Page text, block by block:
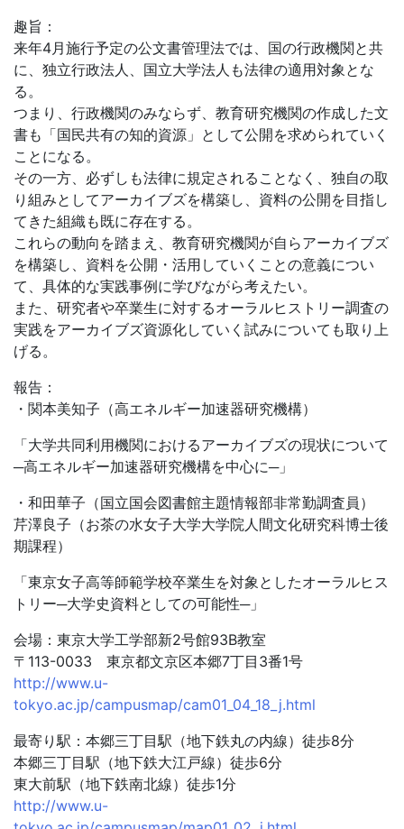
趣旨：
来年4月施行予定の公文書管理法では、国の行政機関と共
に、独立行政法人、国立大学法人も法律の適用対象とな
る。
つまり、行政機関のみならず、教育研究機関の作成した文
書も「国民共有の知的資源」として公開を求められていく
ことになる。
その一方、必ずしも法律に規定されることなく、独自の取
り組みとしてアーカイブズを構築し、資料の公開を目指し
てきた組織も既に存在する。
これらの動向を踏まえ、教育研究機関が自らアーカイブズ
を構築し、資料を公開・活用していくことの意義につい
て、具体的な実践事例に学びながら考えたい。
また、研究者や卒業生に対するオーラルヒストリー調査の
実践をアーカイブズ資源化していく試みについても取り上
げる。
報告：
・関本美知子（高エネルギー加速器研究機構）
「大学共同利用機関におけるアーカイブズの現状について
─高エネルギー加速器研究機構を中心に─」
・和田華子（国立国会図書館主題情報部非常勤調査員）
芹澤良子（お茶の水女子大学大学院人間文化研究科博士後
期課程）
「東京女子高等師範学校卒業生を対象としたオーラルヒス
トリー─大学史資料としての可能性─」
会場：東京大学工学部新2号館93B教室
〒113-0033 東京都文京区本郷7丁目3番1号
http://www.u-
tokyo.ac.jp/campusmap/cam01_04_18_j.html
最寄り駅：本郷三丁目駅（地下鉄丸の内線）徒歩8分
本郷三丁目駅（地下鉄大江戸線）徒歩6分
東大前駅（地下鉄南北線）徒歩1分
http://www.u-